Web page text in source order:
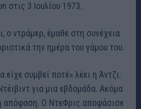
στις 3 Ιουλίου 1973.
ο ντράμερ, έμαθε στη συνέχεια
την ημέρα του γάμου του.
είχε συμβεί ποτέ» λέει η Άντζι.
για μια εβδομάδα. Ακόμα
απόφαση. Ο ΝτεΦρις αποφάσισε